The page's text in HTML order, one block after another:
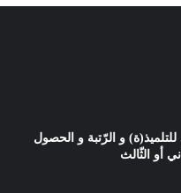
للتلميذ(ة) و الرّتبة و الحصول
أو الثّالث